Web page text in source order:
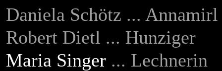
Daniela Schötz ... Annamirl
Robert Dietl ... Hunziger
Maria Singer ... Lechnerin